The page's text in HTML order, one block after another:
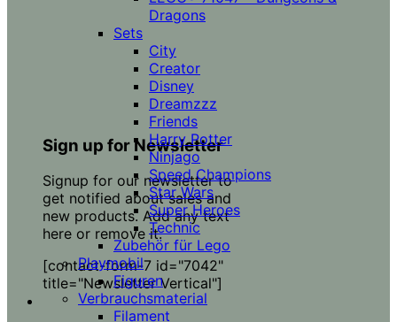
Sign up for Newsletter
Signup for our newsletter to
get notified about sales and
new products. Add any text
here or remove it.
[contact-form-7 id="7042"
title="Newsletter Vertical"]
Dragons
Sets
City
Creator
Disney
Dreamzzz
Friends
Harry Potter
Ninjago
Speed Champions
Star Wars
Super Heroes
Technic
Zubehör für Lego
Playmobil
Figuren
Verbrauchsmaterial
Filament